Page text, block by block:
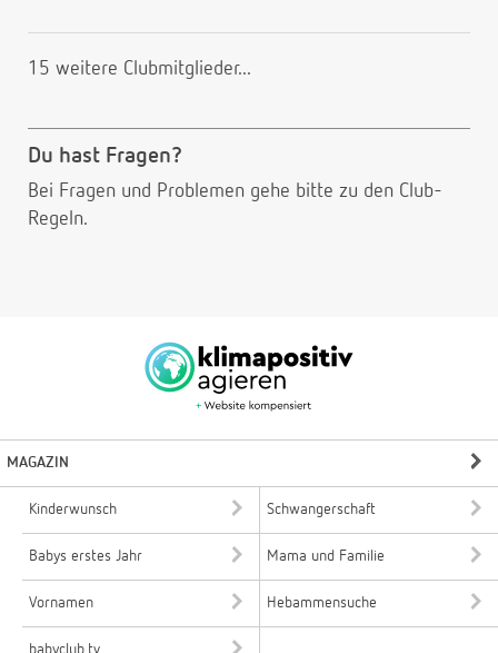
15 weitere Clubmitglieder...
Du hast Fragen?
Bei Fragen und Problemen gehe bitte zu den Club-
Regeln.
MAGAZIN
Kinderwunsch Schwangerschaft
Babys erstes Jahr Mama und Familie
Vornamen Hebammensuche
babyclub.tv